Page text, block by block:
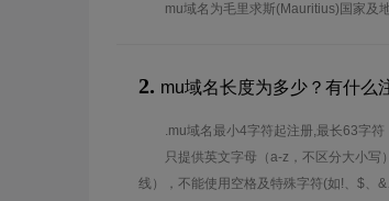
mu域名为毛里求斯(Mauritius)国家及
2. mu域名长度为多少？有什么
.mu域名最小4字符起注册,最长63字符
只提供英文字母（a-z，不区分大小
线），不能使用空格及特殊字符(如!、$、